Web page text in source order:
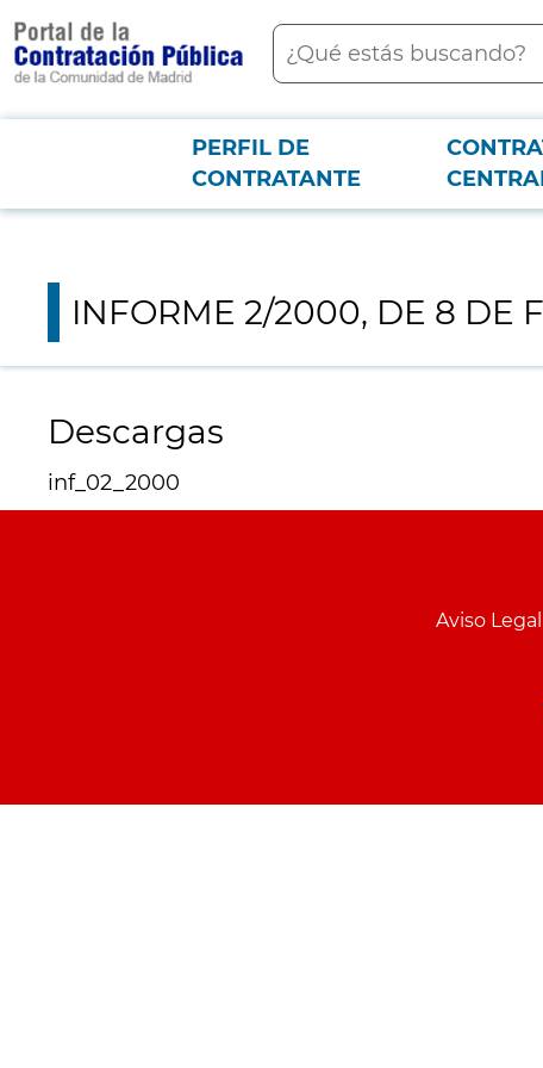
contenido
principal
Buscar
Menú PCONPERFIL DE
CONTRATANTE
INFORME 2/2000, DE 8 DE FEBRERO, SOBRE
INFORME 2/2000, DE 8 DE
Descargas
inf_02_2000
Aviso Legal